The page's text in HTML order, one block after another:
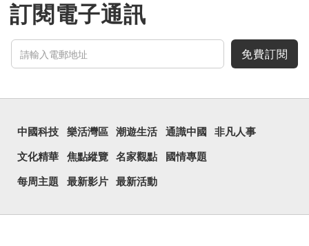
訂閱電子通訊
免費訂閱
中國科技 樂活灣區 潮遊生活 通識中國 非凡人事
文化精華 焦點縱覽 名家觀點 國情專題
每周主題 最新影片 最新活動